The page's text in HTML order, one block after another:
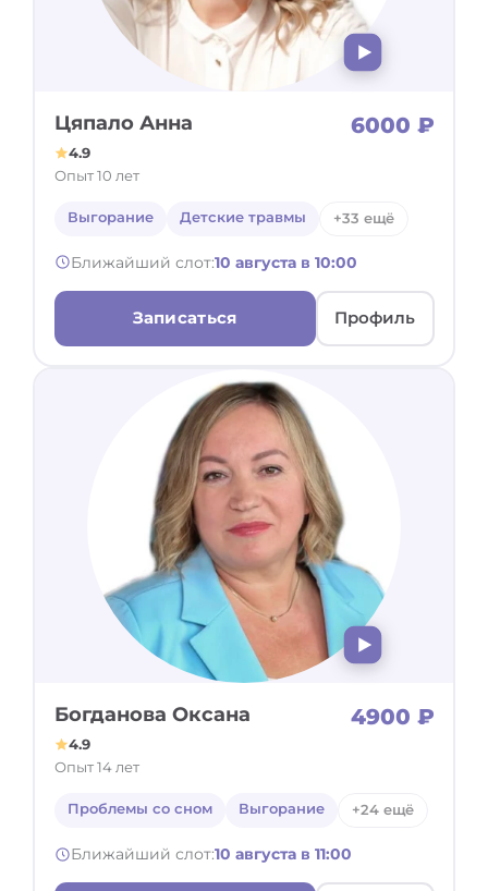
Цяпало Анна 6000 ₽
4.9
Опыт 10 лет
Выгорание Детские травмы +33 ещё
Ближайший слот:10 августа в 10:00
Записаться Профиль
Богданова Оксана 4900 ₽
4.9
Опыт 14 лет
Проблемы со сном Выгорание +24 ещё
Ближайший слот:10 августа в 11:00